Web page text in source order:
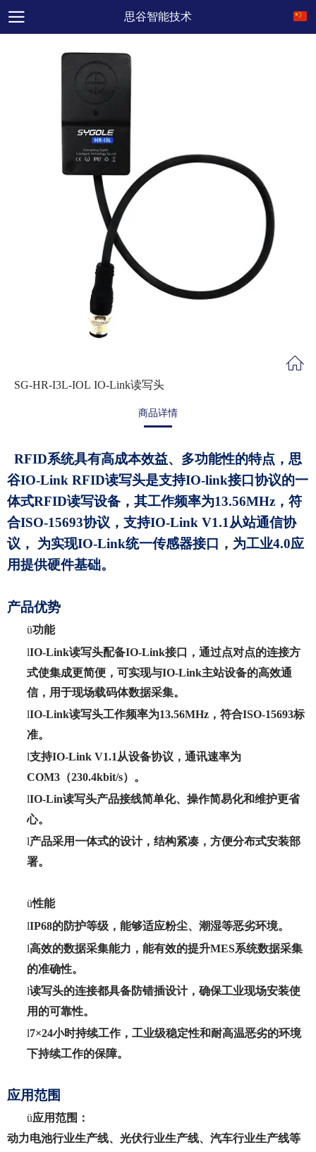
思谷智能技术
SG-HR-I3L-IOL IO-Link读写头
商品详情
RFID系统具有高成本效益、多功能性的特点，思
谷IO-Link RFID读写头是支持IO-link接口协议的一
体式RFID读写设备，其工作频率为13.56MHz，符
合ISO-15693协议，支持IO-Link V1.1从站通信协
议， 为实现IO-Link统一传感器接口，为工业4.0应
用提供硬件基础。
产品优势
ü功能
lIO-Link读写头配备IO-Link接口，通过点对点的连接方
式使集成更简便，可实现与IO-Link主站设备的高效通
信，用于现场载码体数据采集。
lIO-Link读写头工作频率为13.56MHz，符合ISO-15693标
准。
l支持IO-Link V1.1从设备协议，通讯速率为
COM3（230.4kbit/s）。
lIO-Lin读写头产品接线简单化、操作简易化和维护更省
心。
l产品采用一体式的设计，结构紧凑，方便分布式安装部
署。
ü性能
lIP68的防护等级，能够适应粉尘、潮湿等恶劣环境。
l高效的数据采集能力，能有效的提升MES系统数据采集
的准确性。
l读写头的连接都具备防错插设计，确保工业现场安装使
用的可靠性。
l7×24小时持续工作，工业级稳定性和耐高温恶劣的环境
下持续工作的保障。
应用范围
ü应用范围：
动力电池行业生产线、光伏行业生产线、汽车行业生产线等